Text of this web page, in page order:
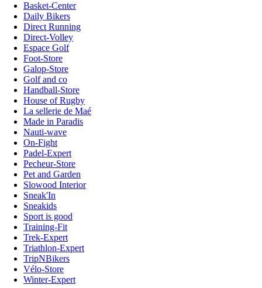
Basket-Center
Daily Bikers
Direct Running
Direct-Volley
Espace Golf
Foot-Store
Galop-Store
Golf and co
Handball-Store
House of Rugby
La sellerie de Maé
Made in Paradis
Nauti-wave
On-Fight
Padel-Expert
Pecheur-Store
Pet and Garden
Slowood Interior
Sneak'In
Sneakids
Sport is good
Training-Fit
Trek-Expert
Triathlon-Expert
TripNBikers
Vélo-Store
Winter-Expert